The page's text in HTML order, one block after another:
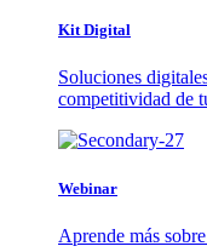
Kit Digital
Soluciones
competitividad de
Webinar
Aprende más